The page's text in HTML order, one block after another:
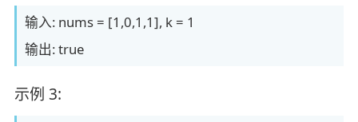
输入: nums = [1,0,1,1], k = 1
输出: true
示例 3: